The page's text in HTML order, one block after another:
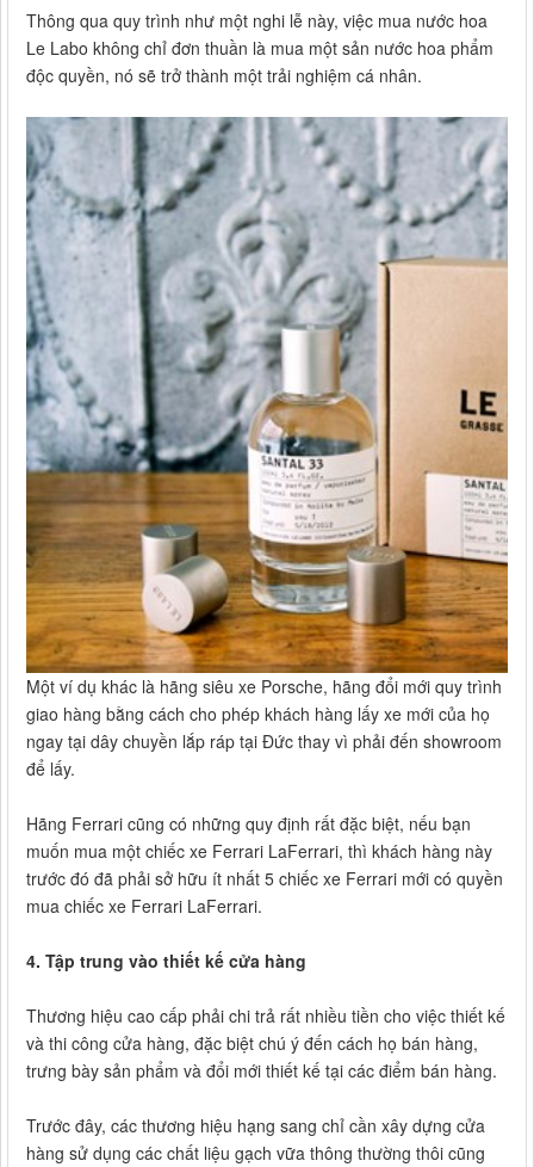
Thông qua quy trình như một nghi lễ này, việc mua nước hoa
Le Labo không chỉ đơn thuần là mua một sản nước hoa phẩm
độc quyền, nó sẽ trở thành một trải nghiệm cá nhân.
Một ví dụ khác là hãng siêu xe Porsche, hãng đổi mới quy trình
giao hàng bằng cách cho phép khách hàng lấy xe mới của họ
ngay tại dây chuyền lắp ráp tại Đức thay vì phải đến showroom
để lấy.
Hãng Ferrari cũng có những quy định rất đặc biệt, nếu bạn
muốn mua một chiếc xe Ferrari LaFerrari, thì khách hàng này
trước đó đã phải sở hữu ít nhất 5 chiếc xe Ferrari mới có quyền
mua chiếc xe Ferrari LaFerrari.
4. Tập trung vào thiết kế cửa hàng
Thương hiệu cao cấp phải chi trả rất nhiều tiền cho việc thiết kế
và thi công cửa hàng, đặc biệt chú ý đến cách họ bán hàng,
trưng bày sản phẩm và đổi mới thiết kế tại các điểm bán hàng.
Trước đây, các thương hiệu hạng sang chỉ cần xây dựng cửa
hàng sử dụng các chất liệu gạch vữa thông thường thôi cũng